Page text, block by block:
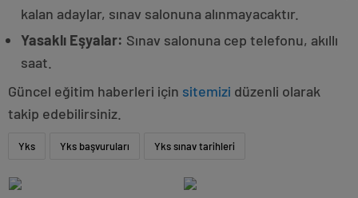
kalan adaylar, sınav salonuna alınmayacaktır.
Yasaklı Eşyalar: Sınav salonuna cep telefonu, akıllı
saat.
Güncel eğitim haberleri için sitemizi düzenli olarak
takip edebilirsiniz.
Yks Yks başvuruları Yks sınav tarihleri